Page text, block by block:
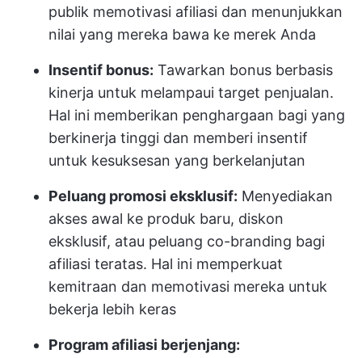
publik memotivasi afiliasi dan menunjukkan
nilai yang mereka bawa ke merek Anda
Insentif bonus: Tawarkan bonus berbasis
kinerja untuk melampaui target penjualan.
Hal ini memberikan penghargaan bagi yang
berkinerja tinggi dan memberi insentif
untuk kesuksesan yang berkelanjutan
Peluang promosi eksklusif: Menyediakan
akses awal ke produk baru, diskon
eksklusif, atau peluang co-branding bagi
afiliasi teratas. Hal ini memperkuat
kemitraan dan memotivasi mereka untuk
bekerja lebih keras
Program afiliasi berjenjang: